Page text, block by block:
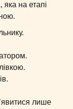
на етапі
лише